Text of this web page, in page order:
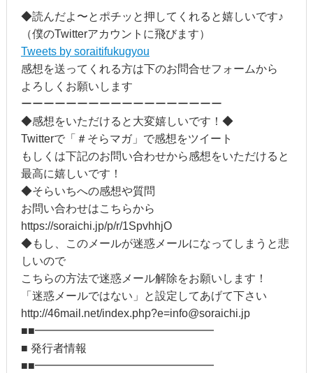
◆読んだよ〜とポチッと押してくれると嬉しいです♪
（僕のTwitterアカウントに飛びます）
Tweets by soraitifukugyou
感想を送ってくれる方は下のお問合せフォームから
よろしくお願いします
ーーーーーーーーーーーーーーーーーー
◆感想をいただけると大変嬉しいです！◆
Twitterで「＃そらマガ」で感想をツイート
もしくは下記のお問い合わせから感想をいただけると
最高に嬉しいです！
◆そらいちへの感想や質問
お問い合わせはこちらから
https://soraichi.jp/p/r/1SpvhhjO
◆もし、このメールが迷惑メールになってしまうと悲
しいので
こちらの方法で迷惑メール解除をお願いします！
「迷惑メールではない」と設定してあげて下さい
http://46mail.net/index.php?e=info@soraichi.jp
■■━━━━━━━━━━━━━━━━
■ 発行者情報
■■━━━━━━━━━━━━━━━━